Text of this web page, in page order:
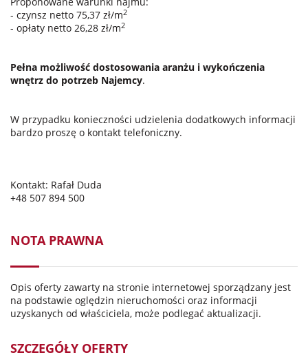
- czynsz netto 75,37 zł/m2
- opłaty netto 26,28 zł/m2
Pełna możliwość dostosowania aranżu i wykończenia
wnętrz do potrzeb Najemcy.
W przypadku konieczności udzielenia dodatkowych informacji
bardzo proszę o kontakt telefoniczny.
Kontakt: Rafał Duda
+48 507 894 500
NOTA PRAWNA
Opis oferty zawarty na stronie internetowej sporządzany jest
na podstawie oględzin nieruchomości oraz informacji
uzyskanych od właściciela, może podlegać aktualizacji.
SZCZEGÓŁY OFERTY